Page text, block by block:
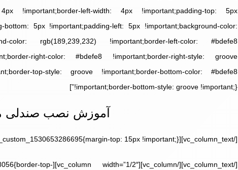
!important;border-left-width: 4px !important;padding-top: 5px
bottom: 5px !important;padding-left: 5px !important;background-color:
color: rgb(189,239,232) !important;border-left-color: #bdefe8
right-color: #bdefe8 !important;border-right-style: groove
top-style: groove !important;border-bottom-color: #bdefe8
!important;border-bottom-style: groove !important;}”]
آموزش نصب صندلی
[/vc_column_text][vc_column_text css=”.vc_custom_1530653286695{margin-top: 15px !important;}”]
top-